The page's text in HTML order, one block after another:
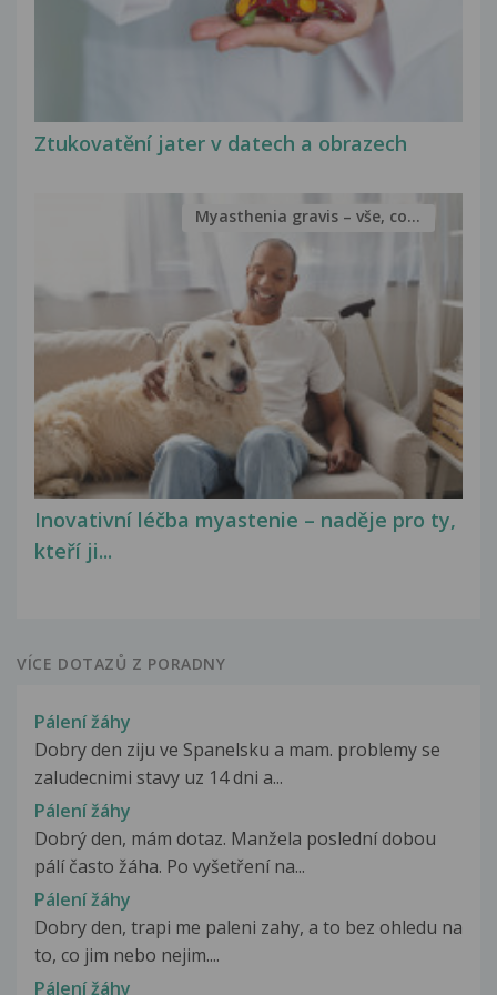
Ztukovatění jater v datech a obrazech
Inovativní léčba myastenie – naděje pro ty,
kteří ji...
Myasthenia gravis – vše, co...
VÍCE DOTAZŮ Z PORADNY
Pálení žáhy
Dobry den ziju ve Spanelsku a mam. problemy se
zaludecnimi stavy uz 14 dni a...
Pálení žáhy
Dobrý den, mám dotaz. Manžela poslední dobou
pálí často žáha. Po vyšetření na...
Pálení žáhy
Dobry den, trapi me paleni zahy, a to bez ohledu na
to, co jim nebo nejim....
Pálení žáhy